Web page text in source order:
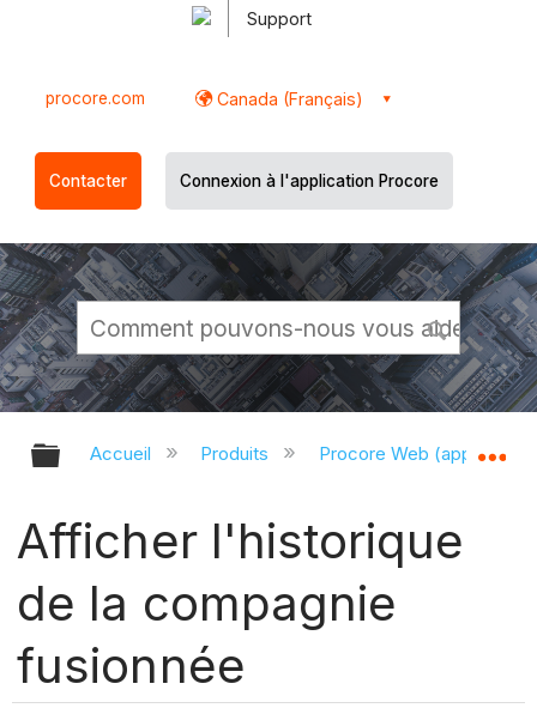
Support
procore.com Canada (Français)
Contacter Connexion à l'application Procore
Développer/réduire la hiérarchie
Accueil Produits Procore Web
Afficher l'historique
de la compagnie
fusionnée